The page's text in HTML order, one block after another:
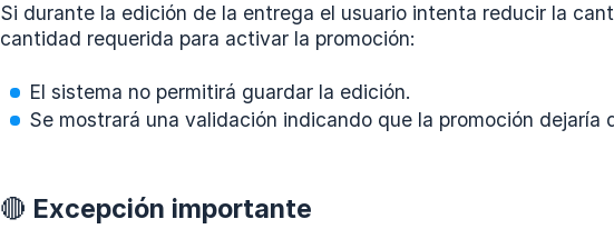
Si durante la edición de la entrega el usuario intenta reducir la
cantidad requerida para activar la promoción:
El sistema no permitirá guardar la edición.
Se mostrará una validación indicando que la promoción dejaría
🔴 Excepción importante